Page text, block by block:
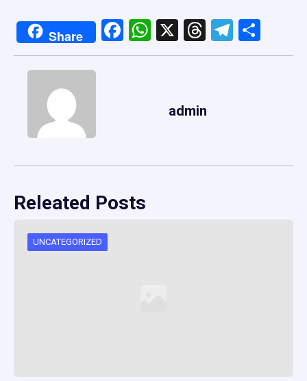
Share Facebook
WhatsApp
X Threads
admin
Releated Posts
UNCATEGORIZED